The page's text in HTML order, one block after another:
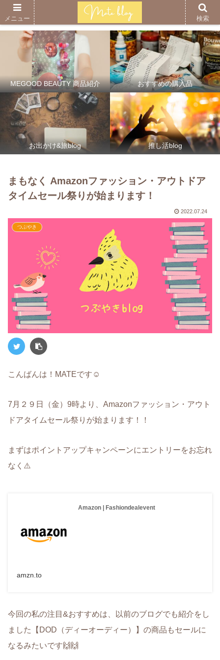
MEGOOD BEAUTY 商品紹介 おすすめの購入品
お出かけ&旅blog 推し活blog
まもなく Amazonファッション・アウトドア
タイムセール祭りが始まります！
2022.07.24
つぶやき
こんばんは！MATEです☺︎
7月２９日（金）9時より、Amazonファッション・アウト
ドアタイムセール祭りが始まります！！
まずはポイントアップキャンペーンにエントリーをお忘れ
なく⚠️
Amazon | Fashiondealevent
amzn.to
今回の私の注目&おすすめは、以前のブログでも紹介をし
ました【DOD（ディーオーディー）】の商品もセールに
なるみたいです🙌🙌
メニュー 検索